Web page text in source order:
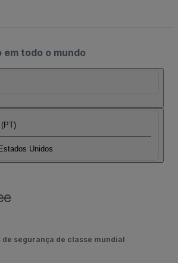
todo o mundo
Unidos
de segurança de classe mundial